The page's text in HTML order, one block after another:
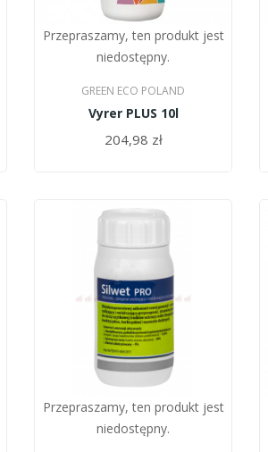
Przepraszamy, ten produkt jest
niedostępny.
GREEN ECO POLAND
Vyrer PLUS 10l
204,98 zł
Przepraszamy, ten produkt jest
niedostępny.